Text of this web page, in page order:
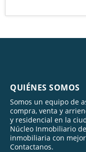
QUIÉNES SOMOS
Somos un equipo de
compra, venta y
y residencial en la
Núcleo Inmobiliario
inmobiliaria con
Contactanos.